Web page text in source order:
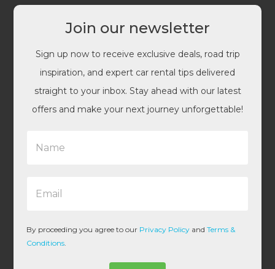
Join our newsletter
Sign up now to receive exclusive deals, road trip
inspiration, and expert car rental tips delivered
straight to your inbox. Stay ahead with our latest
offers and make your next journey unforgettable!
l
*
By proceeding you agree to our Privacy Policy andTerms &
Conditions.